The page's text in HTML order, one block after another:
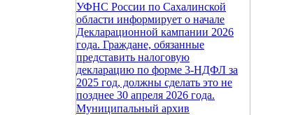
УФНС России по Сахалинской
области информирует о начале
Декларационной кампании 2026
года. Граждане, обязанные
представить налоговую
декларацию по форме 3-НДФЛ за
2025 год, должны сделать это не
позднее 30 апреля 2026 года.
Муниципальный архив